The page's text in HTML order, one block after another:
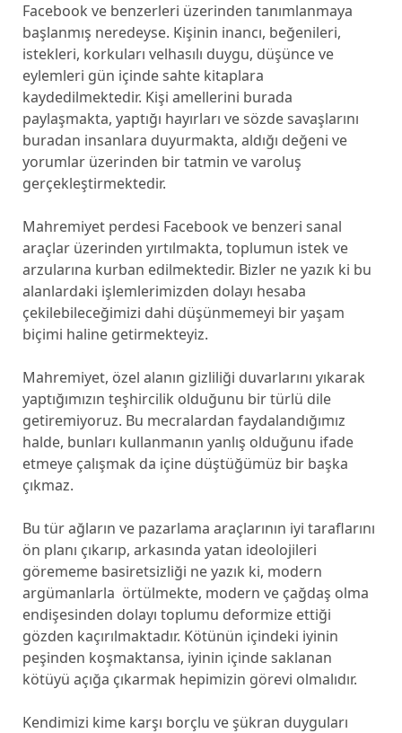
Facebook ve benzerleri üzerinden tanımlanmaya
başlanmış neredeyse. Kişinin inancı, beğenileri,
istekleri, korkuları velhasılı duygu, düşünce ve
eylemleri gün içinde sahte kitaplara
kaydedilmektedir. Kişi amellerini burada
paylaşmakta, yaptığı hayırları ve sözde savaşlarını
buradan insanlara duyurmakta, aldığı değeni ve
yorumlar üzerinden bir tatmin ve varoluş
gerçekleştirmektedir.
Mahremiyet perdesi Facebook ve benzeri sanal
araçlar üzerinden yırtılmakta, toplumun istek ve
arzularına kurban edilmektedir. Bizler ne yazık ki bu
alanlardaki işlemlerimizden dolayı hesaba
çekilebileceğimizi dahi düşünmemeyi bir yaşam
biçimi haline getirmekteyiz.
Mahremiyet, özel alanın gizliliği duvarlarını yıkarak
yaptığımızın teşhircilik olduğunu bir türlü dile
getiremiyoruz. Bu mecralardan faydalandığımız
halde, bunları kullanmanın yanlış olduğunu ifade
etmeye çalışmak da içine düştüğümüz bir başka
çıkmaz.
Bu tür ağların ve pazarlama araçlarının iyi taraflarını
ön planı çıkarıp, arkasında yatan ideolojileri
görememe basiretsizliği ne yazık ki, modern
argümanlarla örtülmekte, modern ve çağdaş olma
endişesinden dolayı toplumu deformize ettiği
gözden kaçırılmaktadır. Kötünün içindeki iyinin
peşinden koşmaktansa, iyinin içinde saklanan
kötüyü açığa çıkarmak hepimizin görevi olmalıdır.
Kendimizi kime karşı borçlu ve şükran duyguları